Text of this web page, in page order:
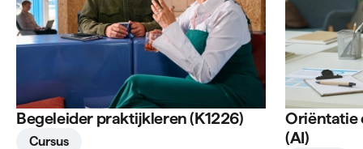
Cursus
Begeleider praktijkleren (K1226)
Oriëntatie
(AI)